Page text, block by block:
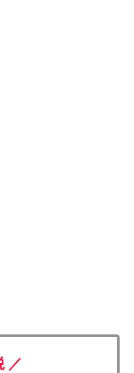
／